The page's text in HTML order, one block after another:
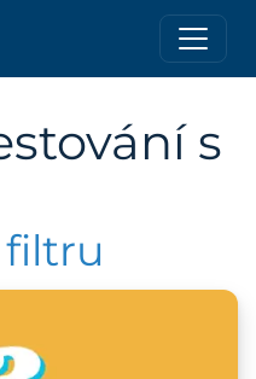
s
filtru